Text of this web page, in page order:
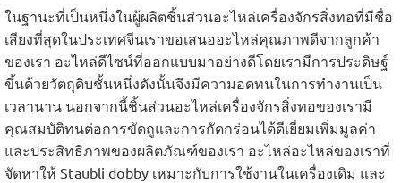
ในฐานะที่เป็นหนึ่งในผู้ผลิตชิ้นส่วนอะไหล่เครื่องจักรสิ่งทอที่มีชื่อ
เสียงที่สุดในประเทศจีนเราขอเสนออะไหล่คุณภาพดีจากลูกค้า
ของเรา อะไหล่ดีไซน์ที่ออกแบบมาอย่างดีโดยเรามีการประดิษฐ์
ขึ้นด้วยวัตถุดิบชั้นหนึ่งดังนั้นจึงมีความอดทนในการทำงานเป็น
เวลานาน นอกจากนี้ชิ้นส่วนอะไหล่เครื่องจักรสิ่งทอของเรามี
คุณสมบัติทนต่อการขัดถูและการกัดกร่อนได้ดีเยี่ยมเพิ่มมูลค่า
และประสิทธิภาพของผลิตภัณฑ์ของเรา อะไหล่อะไหล่ของเราที่
จัดหาให้ Staubli dobby เหมาะกับการใช้งานในเครื่องเดิม และ